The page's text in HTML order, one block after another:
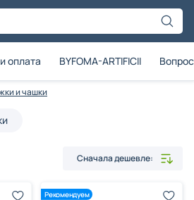
оплата BYFOMA-ARTIFICII
и чашки
Сначала дешевле:
Рекомендуем